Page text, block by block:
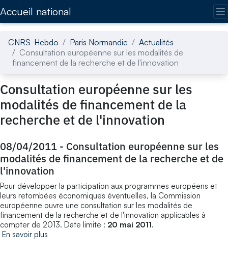
Accueil national
CNRS-Hebdo Paris Normandie
Actualités
Consultation européenne sur les modalités de
financement de la recherche et de l'innovation
Consultation européenne sur les
modalités de financement de la
recherche et de l'innovation
08/04/2011 - Consultation européenne sur les
modalités de financement de la recherche et de
l'innovation
Pour développer la participation aux programmes européens et
leurs retombées économiques éventuelles, la Commission
européenne ouvre une consultation sur les modalités de
financement de la recherche et de l'innovation applicables à
compter de 2013. Date limite : 20 mai 2011.
En savoir plus